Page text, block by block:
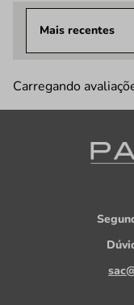
Mais recentes
Carregando